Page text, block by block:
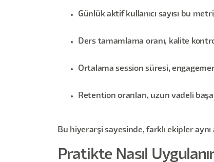
Günlük aktif kullanıcı sayısı bu
Ders tamamlama oranı, kalite
Ortalama session süresi,
Retention oranları, uzun vadeli
Bu hiyerarşi sayesinde, farklı ekipler
Pratikte Nasıl